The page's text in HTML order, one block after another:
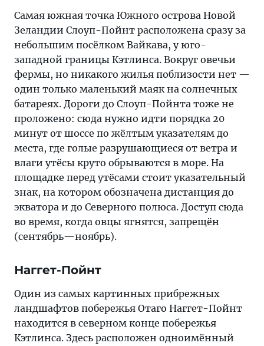
Самая южная точка Южного острова Новой
Зеландии Слоуп-Пойнт расположена сразу за
небольшим посёлком Вайкава, у юго-
западной границы Кэтлинса. Вокруг овечьи
фермы, но никакого жилья поблизости нет —
один только маленький маяк на солнечных
батареях. Дороги до Слоуп-Пойнта тоже не
проложено: сюда нужно идти порядка 20
минут от шоссе по жёлтым указателям до
места, где голые разрушающиеся от ветра и
влаги утёсы круто обрываются в море. На
площадке перед утёсами стоит указательный
знак, на котором обозначена дистанция до
экватора и до Северного полюса. Доступ сюда
во время, когда овцы ягнятся, запрещён
(сентябрь—ноябрь).
Наггет-Пойнт
Один из самых картинных прибрежных
ландшафтов побережья Отаго Наггет-Пойнт
находится в северном конце побережья
Кэтлинса. Здесь расположен одноимённый